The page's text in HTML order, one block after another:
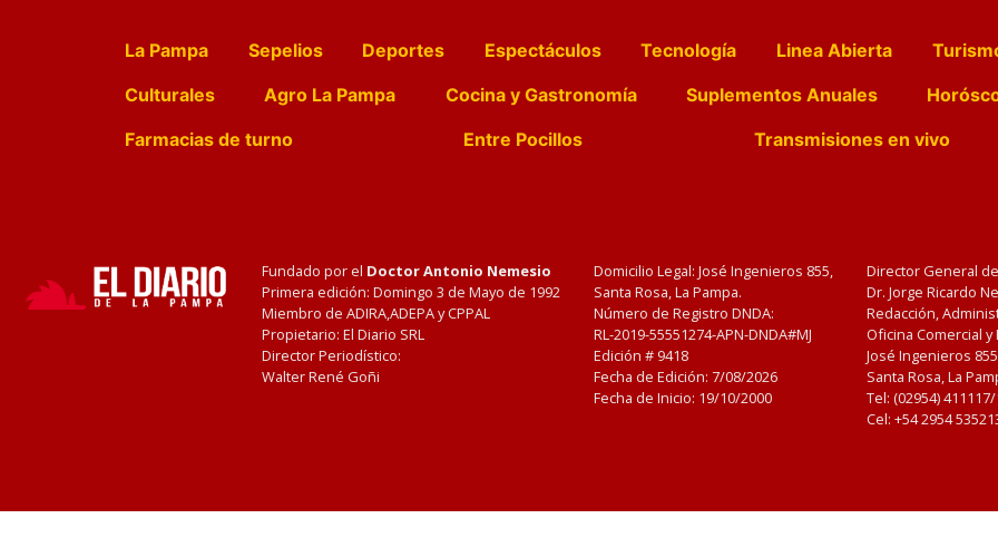
La Pampa Sepelios Deportes Espectáculos Tecnología Linea Abierta
Culturales
Agro La Pampa Cocina y Gastronomía Suplementos Anuales
Farmacias de turno
Entre Pocillos Transmisiones en vivo
Fundado por el Doctor Antonio Nemesio
Primera edición: Domingo 3 de Mayo de 1992
Miembro de ADIRA,ADEPA y CPPAL
Propietario: El Diario SRL
Director Periodístico:
Walter René Goñi
Domicilio Legal: José Ingenieros 855,
Santa Rosa, La Pampa.
Número de Registro DNDA:
RL-2019-55551274-APN-DNDA#MJ
Edición # 9418
Fecha de Edición: 7/08/2026
Fecha de Inicio: 19/10/2000
Director General
Dr. Jorge Ricardo
Redacción,
Oficina Comercial
José Ingenieros
Santa Rosa, La
Tel: (02954)
Cel: +54 2954